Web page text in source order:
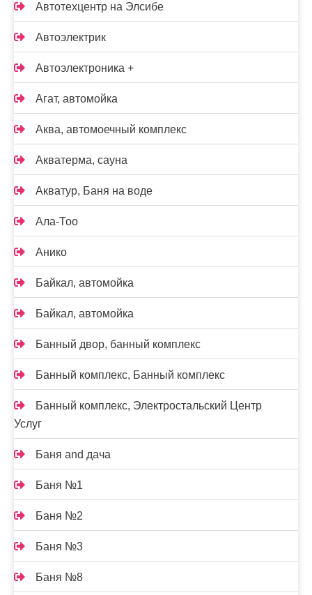
Автотехцентр на Элсибе
Автоэлектрик
Автоэлектроника +
Агат, автомойка
Аква, автомоечный комплекс
Акватерма, сауна
Акватур, Баня на воде
Ала-Тоо
Анико
Байкал, автомойка
Байкал, автомойка
Банный двор, банный комплекс
Банный комплекс, Банный комплекс
Банный комплекс, Электростальский Центр
Услуг
Баня and дача
Баня №1
Баня №2
Баня №3
Баня №8